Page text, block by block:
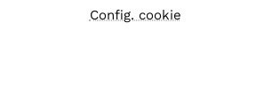
Config. cookie